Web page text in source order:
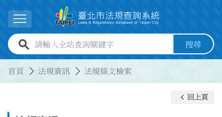
展開選單
全站查詢關鍵字欄位 搜尋
首頁 法規資訊 法規條文檢索
keyboard_arrow_left 回上頁